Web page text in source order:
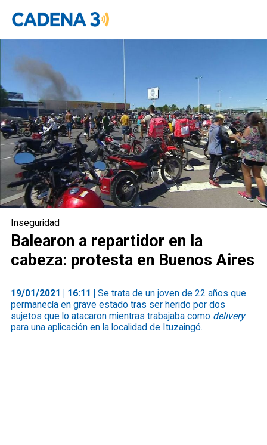
Balearon a repartidor en la cabeza:
protesta en Buenos Aires (Foto:
captura de TN)
Inseguridad
Balearon a repartidor en la
cabeza: protesta en Buenos Aires
19/01/2021 | 16:11 | Se trata de un joven de 22 años que
permanecía en grave estado tras ser herido por dos
sujetos que lo atacaron mientras trabajaba como delivery
para una aplicación en la localidad de Ituzaingó.